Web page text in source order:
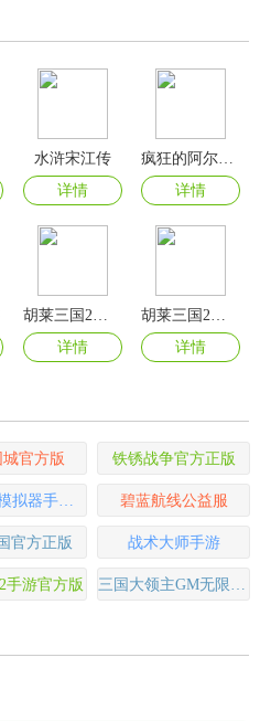
水浒宋江传
详情
详情
详情
详情
官方版 铁锈战争官方正版
碧蓝航线公益服
官方正版 战术大师手游
手游官方版